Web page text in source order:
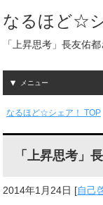
なるほど☆
「上昇思考」長友佑
メニュー
なるほど☆シェア！ TOP
「上昇思考」
2014年1月24日 [自己